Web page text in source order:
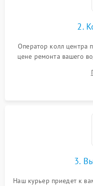
2.
Оператор колл центра
цене ремонта вашего
3.
Наш курьер приедет к